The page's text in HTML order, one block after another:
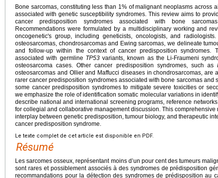
Bone sarcomas, constituting less than 1% of malignant neoplasms across
associated with genetic susceptibility syndromes. This review aims to
cancer predisposition syndromes associated with bone
Recommendations were formulated by a multidisciplinary working and
oncogenetic's group, including geneticists, oncologists, and
osteosarcomas, chondrosarcomas and Ewing sarcomas, we delineate
and follow-up within the context of cancer predisposition syndromes.
associated with germline TP53variants, known as the Li-Fraumeni
osteosarcoma cases. Other cancer predisposition syndromes, such as
osteosarcomas and Ollier and Maffucci diseases in chondrosarcomas, are
rarer cancer predisposition syndromes associated with bone sarcomas and
some cancer predisposition syndromes to mitigate severe toxicities or
we emphasize the role of identification somatic molecular variations in
describe national and international screening programs, reference
for collegial and collaborative management discussion. This
interplay between genetic predisposition, tumour biology, and therapeutic
cancer predisposition syndrome.
Le texte complet de cet article est disponible en PDF.
Résumé
Les sarcomes osseux, représentant moins d’un pour cent des tumeurs
sont rares et possiblement associés à des syndromes de prédisposition
recommandations pour la détection des syndromes de prédisposition au